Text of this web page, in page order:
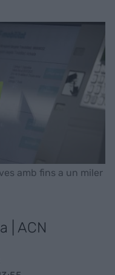
amb fins a un miler
| ACN